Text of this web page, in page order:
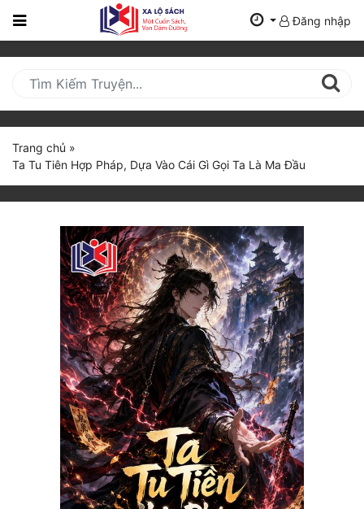
Trang
Mới
Cập
Nhật
(current)
Truyện Mới Ra
Hoàn Thành
Truyện Convert
Truyện Dịch
Đăng nhập
Trang chủ »
Ta Tu Tiên Hợp Pháp, Dựa Vào Cái Gì Gọi Ta Là Ma Đầu